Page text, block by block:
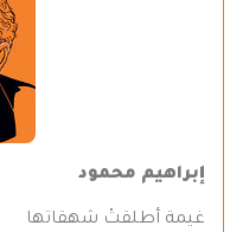
إبراهيم محمود
غيمة أطلقتْ شهقاتها